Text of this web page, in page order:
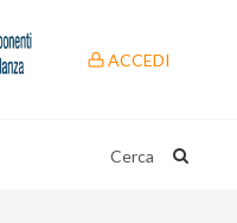
ACCEDI
Cerca